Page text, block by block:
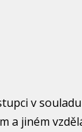
v
a jiném